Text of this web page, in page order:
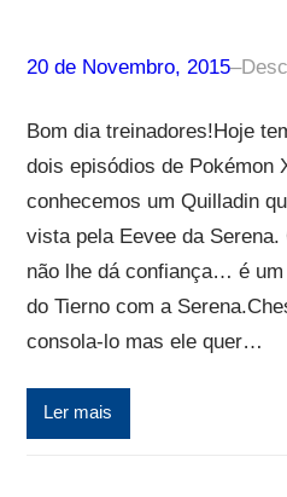
20 de Novembro, 2015–
Bom dia treinadores!Hoje
dois episódios de Pokémon
conhecemos um Quilladin
vista pela Eevee da
não lhe dá confiança… é
do Tierno com a
consola-lo mas ele quer…
Ler mais